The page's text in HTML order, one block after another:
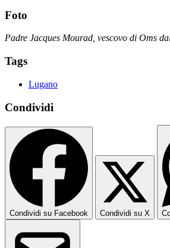
Foto
Padre Jacques Mourad, vescovo di Oms
Tags
Lugano
Condividi
Condividi su Facebook Condividi su X